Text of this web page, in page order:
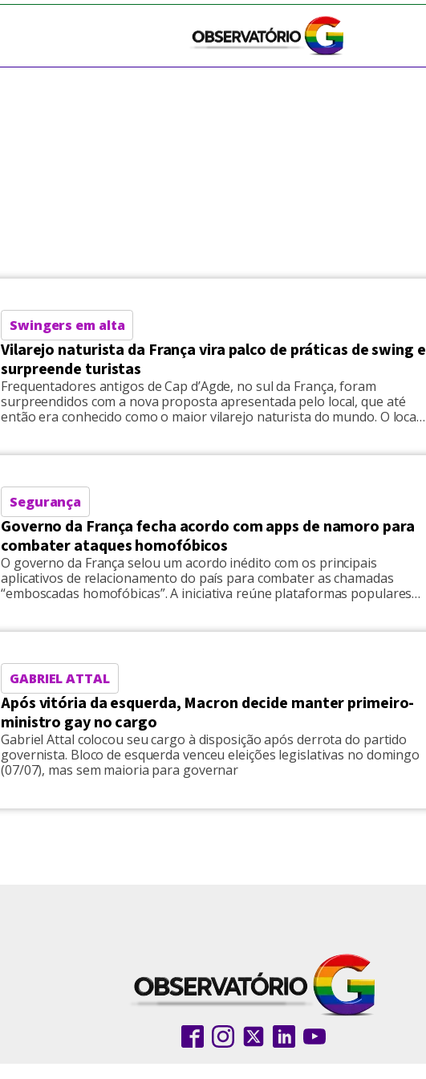
Swingers em alta
Vilarejo naturista da França vira palco de práticas de swing e
surpreende turistas
Frequentadores antigos de Cap d’Agde, no sul da França, foram
surpreendidos com a nova proposta apresentada pelo local, que até
então era conhecido como o maior vilarejo naturista do mundo. O local,
Segurança
Governo da França fecha acordo com apps de namoro para
combater ataques homofóbicos
O governo da França selou um acordo inédito com os principais
aplicativos de relacionamento do país para combater as chamadas
“emboscadas homofóbicas”. A iniciativa reúne plataformas populares
GABRIEL ATTAL
Após vitória da esquerda, Macron decide manter primeiro-
ministro gay no cargo
Gabriel Attal colocou seu cargo à disposição após derrota do partido
governista. Bloco de esquerda venceu eleições legislativas no domingo
(07/07), mas sem maioria para governar